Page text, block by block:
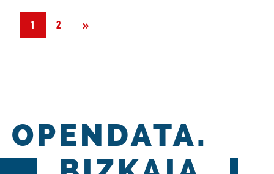
1 2 »
OPENDATA.